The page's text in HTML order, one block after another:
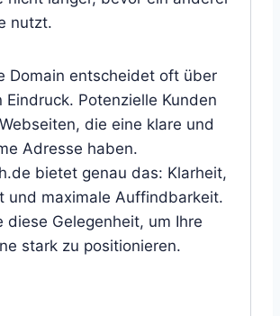
nutzt.
Domain entscheidet oft über
Eindruck. Potenzielle Kunden
die eine klare und
Adresse haben.
bietet genau das: Klarheit,
und maximale Auffindbarkeit.
diese Gelegenheit, um Ihre
stark zu positionieren.